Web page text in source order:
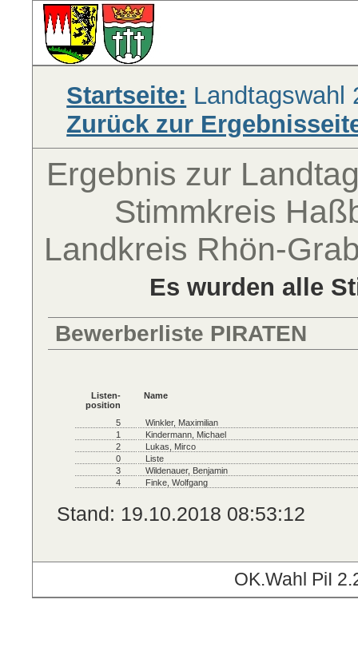
Startseite: Landtagswahl
Zurück zur
Ergebnis zur
Stimmkreis
Landkreis Rhön-
Es wurden alle
Bewerberliste PIRATEN
Listen-
position
Name
5
Winkler, Maximilian
1
Kindermann, Michael
2
Lukas, Mirco
0
Liste
3
Wildenauer, Benjamin
4
Finke, Wolfgang
Stand: 19.10.2018 08:53:12
OK.Wahl PiI